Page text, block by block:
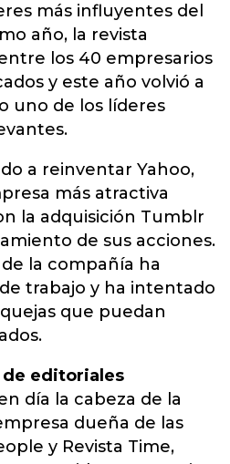
más influyentes del
año, la revista
los 40 empresarios
y este año volvió a
uno de los líderes
a reinventar Yahoo,
más atractiva
la adquisición Tumblr
de sus acciones.
la compañía ha
trabajo y ha intentado
que puedan
de editoriales
día la cabeza de la
dueña de las
y Revista Time,